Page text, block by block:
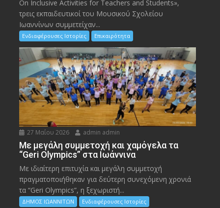
On Inclusive Activities for Teachers and Students»,
τρεις εκπαιδευτικοί του Μουσικού Σχολείου
Ιωαννίνων συμμετείχαν...
Ενδιαφέρουσες Ιστορίες Επικαιρότητα
27 Μαΐου 2026 admin admin
Με μεγάλη συμμετοχή και χαμόγελα τα
“Geri Olympics” στα Ιωάννινα
Με ιδιαίτερη επιτυχία και μεγάλη συμμετοχή
πραγματοποιήθηκαν για δεύτερη συνεχόμενη χρονιά
τα “Geri Olympics”, η ξεχωριστή...
ΔΗΜΟΣ ΙΩΑΝΝΙΤΩΝ Ενδιαφέρουσες Ιστορίες